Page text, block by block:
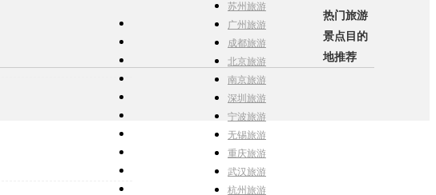
苏州旅游
广州旅游
成都旅游
北京旅游
南京旅游
深圳旅游
宁波旅游
无锡旅游
重庆旅游
武汉旅游
杭州旅游
热门旅游
景点目的
地推荐